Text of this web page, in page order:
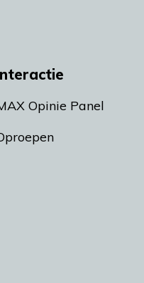
Opinie Panel